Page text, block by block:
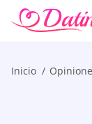
Inicio